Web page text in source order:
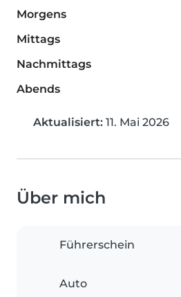
Morgens
Mittags
Nachmittags
Abends
Aktualisiert: 11. Mai 2026
Über mich
Führerschein
Auto